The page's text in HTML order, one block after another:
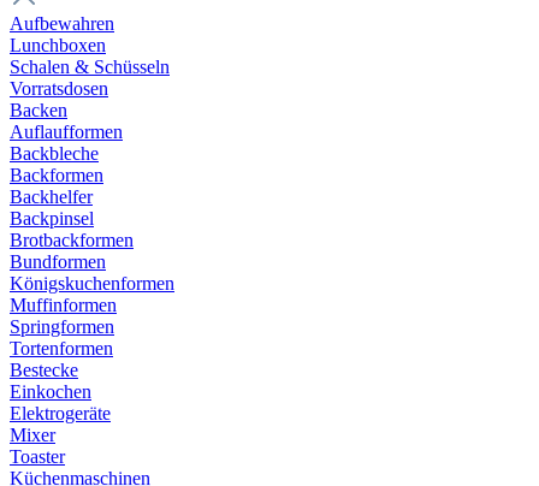
Aufbewahren
Lunchboxen
Schalen & Schüsseln
Vorratsdosen
Backen
Auflaufformen
Backbleche
Backformen
Backhelfer
Backpinsel
Brotbackformen
Bundformen
Königskuchenformen
Muffinformen
Springformen
Tortenformen
Bestecke
Einkochen
Elektrogeräte
Mixer
Toaster
Küchenmaschinen